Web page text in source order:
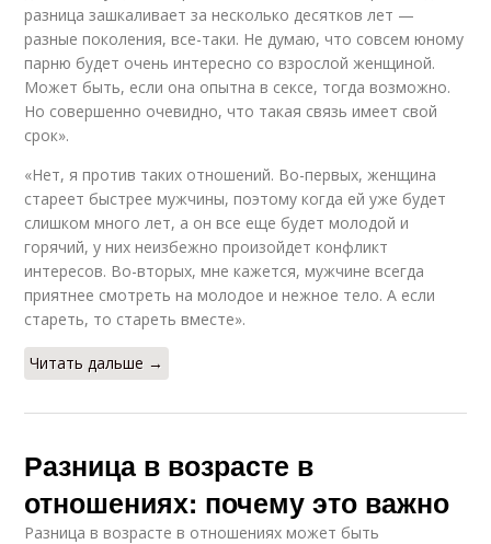
разница зашкаливает за несколько десятков лет —
разные поколения, все-таки. Не думаю, что совсем юному
парню будет очень интересно со взрослой женщиной.
Может быть, если она опытна в сексе, тогда возможно.
Но совершенно очевидно, что такая связь имеет свой
срок».
«Нет, я против таких отношений. Во-первых, женщина
стареет быстрее мужчины, поэтому когда ей уже будет
слишком много лет, а он все еще будет молодой и
горячий, у них неизбежно произойдет конфликт
интересов. Во-вторых, мне кажется, мужчине всегда
приятнее смотреть на молодое и нежное тело. А если
стареть, то стареть вместе».
Читать дальше →
Разница в возрасте в
отношениях: почему это важно
Разница в возрасте в отношениях может быть